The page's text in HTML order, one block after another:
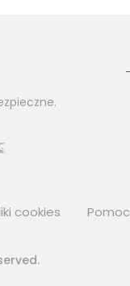
cookies Pomoc